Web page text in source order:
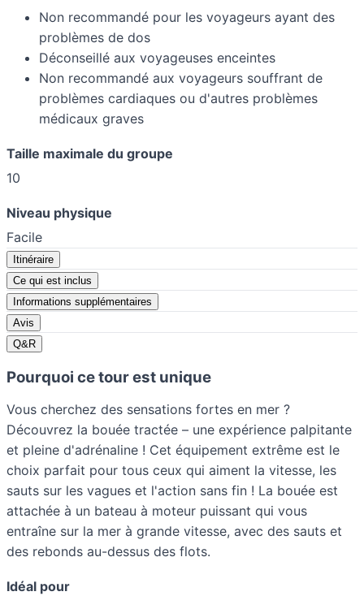
Non recommandé pour les voyageurs ayant des
problèmes de dos
Déconseillé aux voyageuses enceintes
Non recommandé aux voyageurs souffrant de
problèmes cardiaques ou d'autres problèmes
médicaux graves
Taille maximale du groupe
10
Niveau physique
Facile
Itinéraire
Ce qui est inclus
Informations supplémentaires
Avis
Q&R
Pourquoi ce tour est unique
Vous cherchez des sensations fortes en mer ?
Découvrez la bouée tractée – une expérience palpitante
et pleine d'adrénaline ! Cet équipement extrême est le
choix parfait pour tous ceux qui aiment la vitesse, les
sauts sur les vagues et l'action sans fin ! La bouée est
attachée à un bateau à moteur puissant qui vous
entraîne sur la mer à grande vitesse, avec des sauts et
des rebonds au-dessus des flots.
Idéal pour